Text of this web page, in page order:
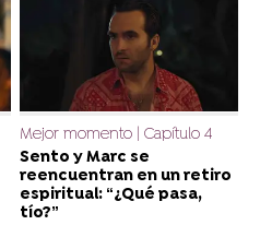
Mejor momento | Capítulo 4
Sento y Marc se
reencuentran en un retiro
espiritual: “¿Qué pasa,
tío?”